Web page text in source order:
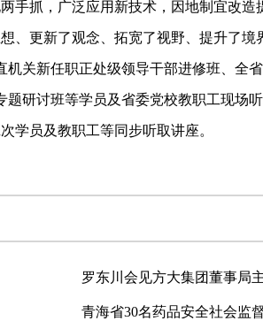
手抓，广泛应用新技术，因地制宜改造
、更新了观念、拓宽了视野、提升了境
关新任职正处级领导干部进修班、全
研讨班等学员及省委党校教职工现场
学员及教职工等同步听取讲座。
罗东川会见方大集团董事局
青海省30名药品安全社会监